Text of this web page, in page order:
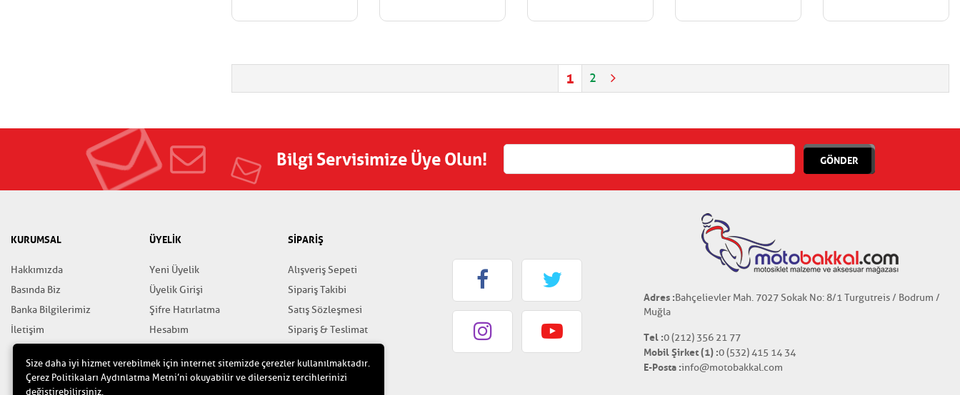
1 2
Bilgi Servisimize Üye Olun! GÖNDER
KURUMSAL
Hakkımızda
Basında Biz
Banka Bilgilerimiz
İletişim
ÜYELİK
Yeni Üyelik
Üyelik Girişi
Şifre Hatırlatma
Hesabım
SİPARİŞ
Alışveriş Sepeti
Sipariş Takibi
Satış Sözleşmesi
Sipariş & Teslimat
Yardım
Adres :Bahçelievler Mah. 7027 Sokak No: 8/1 Turgutreis / Bodrum /
Muğla
Tel :0 (212) 356 21 77
Mobil Şirket (1) :0 (532) 415 14 34
E-Posta :info@motobakkal.com
Size daha iyi hizmet verebilmek için internet sitemizde çerezler kullanılmaktadır.
Çerez Politikaları Aydınlatma Metni’ni okuyabilir ve dilerseniz tercihlerinizi
değiştirebilirsiniz.